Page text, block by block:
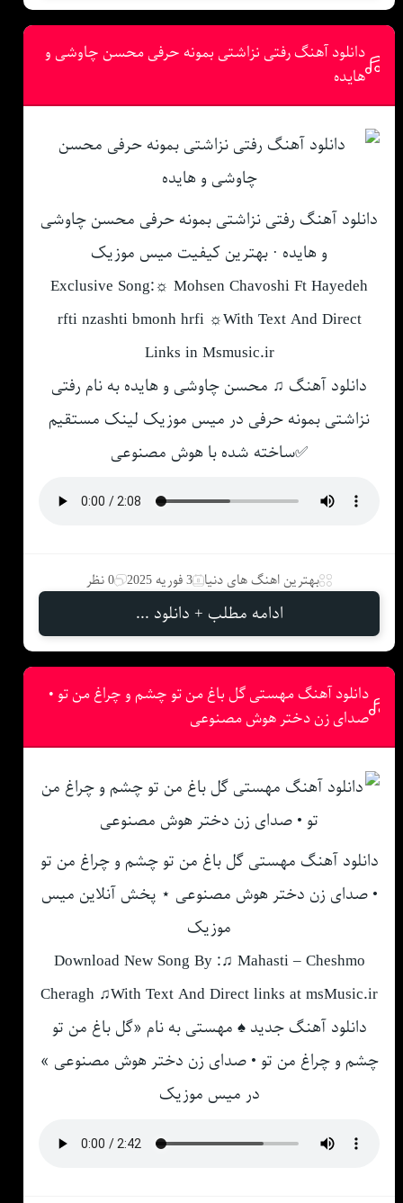
دانلود آهنگ رفتی نزاشتی بمونه حرفی محسن چاوشی و
هایده
دانلود آهنگ رفتی نزاشتی بمونه حرفی محسن چاوشی
و هایده · بهترین کیفیت میس موزیک
Exclusive Song:☼ Mohsen Chavoshi Ft Hayedeh
rfti nzashti bmonh hrfi ☼With Text And Direct
Links in Msmusic.ir
دانلود آهنگ ♫ محسن چاوشی و هایده به نام رفتی
نزاشتی بمونه حرفی در میس موزیک لینک مستقیم
✅ساخته شده با هوش مصنوعی
بهترین اهنگ های دنیا 3 فوریه 2025 0 نظر
ادامه مطلب + دانلود ...
دانلود آهنگ مهستی ﮔﻞ ﺑﺎغ ﻣﻦ ﺗﻮ ﭼﺸﻢ و ﭼﺮاغ ﻣﻦ ﺗﻮ •
صدای زن دختر هوش مصنوعی
دانلود آهنگ مهستی ﮔﻞ ﺑﺎغ ﻣﻦ ﺗﻮ ﭼﺸﻢ و ﭼﺮاغ ﻣﻦ ﺗﻮ
• صدای زن دختر هوش مصنوعی ⋆ پخش آنلاین میس
موزیک
Download New Song By :♫ Mahasti – Cheshmo
Cheragh ♫With Text And Direct links at msMusic.ir
دانلود آهنگ جدید ♠ مهستی به نام «ﮔﻞ ﺑﺎغ ﻣﻦ ﺗﻮ
ﭼﺸﻢ و ﭼﺮاغ ﻣﻦ ﺗﻮ • صدای زن دختر هوش مصنوعی »
در میس موزیک